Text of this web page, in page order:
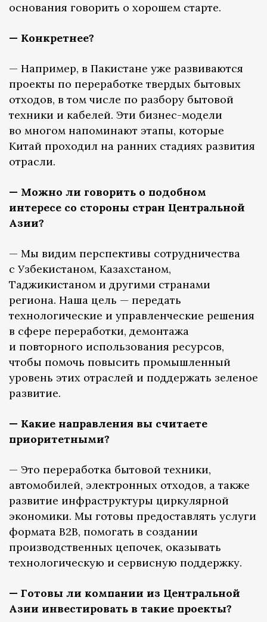
основания говорить о хорошем старте.
— Конкретнее?
— Например, в Пакистане уже развиваются
проекты по переработке твердых бытовых
отходов, в том числе по разбору бытовой
техники и кабелей. Эти бизнес-модели
во многом напоминают этапы, которые
Китай проходил на ранних стадиях развития
отрасли.
— Можно ли говорить о подобном
интересе со стороны стран Центральной
Азии?
— Мы видим перспективы сотрудничества
с Узбекистаном, Казахстаном,
Таджикистаном и другими странами
региона. Наша цель — передать
технологические и управленческие решения
в сфере переработки, демонтажа
и повторного использования ресурсов,
чтобы помочь повысить промышленный
уровень этих отраслей и поддержать зеленое
развитие.
— Какие направления вы считаете
приоритетными?
— Это переработка бытовой техники,
автомобилей, электронных отходов, а также
развитие инфраструктуры циркулярной
экономики. Мы готовы предоставлять услуги
формата B2B, помогать в создании
производственных цепочек, оказывать
технологическую и сервисную поддержку.
— Готовы ли компании из Центральной
Азии инвестировать в такие проекты?